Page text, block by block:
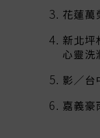
花蓮萬
新北坪
心靈洗
影／台
嘉義